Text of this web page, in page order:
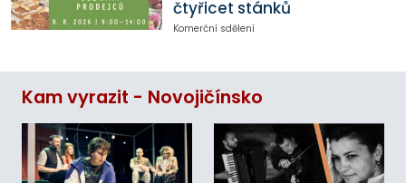
čtyřicet stánků
Komerční sdělení
Kam vyrazit - Novojičínsko